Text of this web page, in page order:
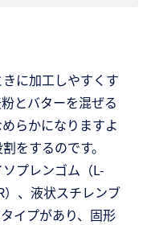
に加工しやすくす
とバターを混ぜる
らかになりますよ
をするのです。
プレンゴム（L-
、液状スチレンブ
イプがあり、固形